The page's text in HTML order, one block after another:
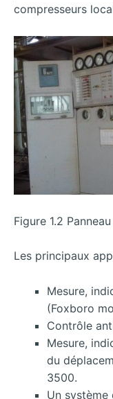
compresseurs
Figure 1.2
Les principaux
Mesure,
(Foxboro
Contrôle
Mesure,
du
3500.
Un